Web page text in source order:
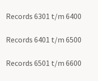
Records 6301 t/m 6400
Records 6401 t/m 6500
Records 6501 t/m 6600